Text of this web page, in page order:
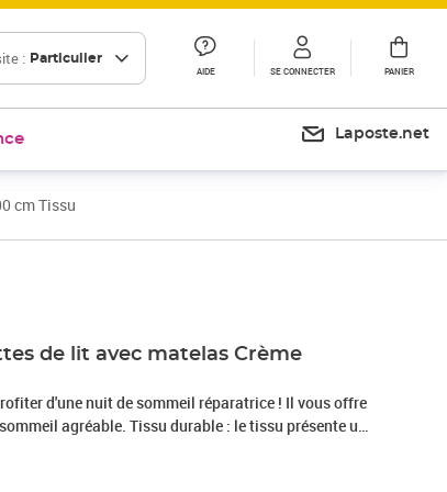
: Particulier
AIDE SE CONNECTER PANIER
Laposte.net
cm Tissu
de lit avec matelas Crème
d'une nuit de sommeil réparatrice ! Il vous offre
agréable. Tissu durable : le tissu présente un
et durable.Tête de lit pratique : la tête de lit